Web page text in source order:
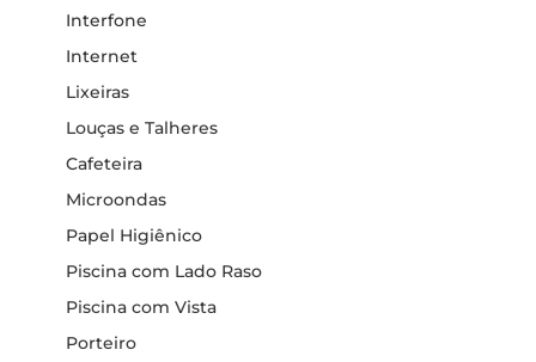
Interfone
Internet
Lixeiras
Louças e Talheres
Cafeteira
Microondas
Papel Higiênico
Piscina com Lado Raso
Piscina com Vista
Porteiro